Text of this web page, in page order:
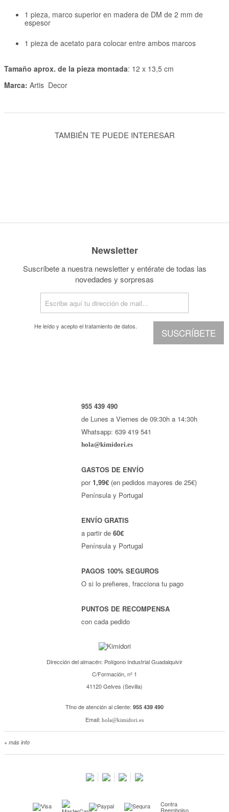
1 pieza, marco superior en madera de DM de 2 mm de
espesor
1 pieza de acetato para colocar entre ambos marcos
Tamaño aprox. de la pieza montada: 12 x 13,5 cm
Marca: Artis Decor
TAMBIÉN TE PUEDE INTERESAR
Newsletter
Suscríbete a nuestra newsletter y entérate de todas las
novedades y sorpresas
SUSCRÍBETE
He leído y acepto eltratamiento de datos.
955 439 490
de Lunes a Viernes de 09:30h a 14:30h
Whatsapp: 639 419 541
hola@kimidori.es
GASTOS DE ENVÍO
por 1,99€ (en pedidos mayores de 25€)
Península y Portugal
ENVÍO GRATIS
a partir de60€
Península y Portugal
PAGOS 100% SEGUROS
O si lo prefieres, fracciona tu pago
PUNTOS DE RECOMPENSA
con cada pedido
Dirección del almacén: Polígono Industrial Guadalquivir
C/Formación, nº 1
41120 Gelves (Sevilla)
Tfno de atención al cliente: 955 439 490
Email: hola@kimidori.es
+ más info
Kimidori PRINT, nuestro servicio de impresión de fotos Contra
Reembolso